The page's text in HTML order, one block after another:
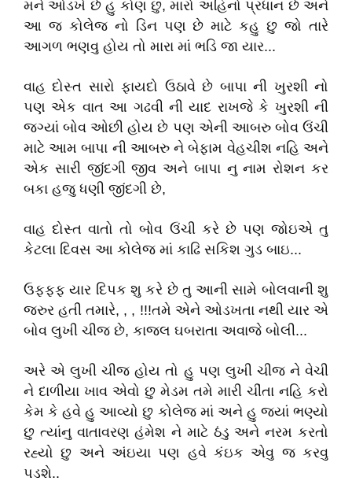
મને ઓડખે છે હુ કોણ છુ, મારો અહિનો પ્રધાન છે અને
આ જ કોલેજ નો ડિન પણ છે માટે કહુ છુ જો તારે
આગળ ભણવુ હોય તો મારા માં ભડિ જા યાર...
વાહ દોસ્ત સારો ફાયદો ઉઠાવે છે બાપા ની ખુરશી નો
પણ એક વાત આ ગઢવી ની યાદ રાખજે કે ખુરશી ની
જગ્યાં બોવ ઓછી હોય છે પણ એની આબરુ બોવ ઉંચી
માટે આમ બાપા ની આબરુ ને બેફામ વેહચીશ નહિ અને
એક સારી જીંદગી જીવ અને બાપા નુ નામ રોશન કર
બકા હજુ ધણી જીંદગી છે,
વાહ દોસ્ત વાતો તો બોવ ઉંચી કરે છે પણ જોઇએ તુ
કેટલા દિવસ આ કોલેજ માં કાઢિ સકિશ ગુડ બાઇ...
ઉફફફ યાર દિપક શુ કરે છે તુ આની સામે બોલવાની શુ
જરુર હતી તમારે, , , !!!તમે એને ઓડખતા નથી યાર એ
બોવ લુખી ચીજ છે, કાજલ ઘબરાતા અવાજે બોલી...
અરે એ લુખી ચીજ હોય તો હુ પણ લુખી ચીજ ને વેચી
ને દાળીયા ખાવ એવો છુ મેડમ તમે મારી ચીંતા નહિ કરો
કેમ કે હવે હુ આવ્યો છુ કોલેજ માં અને હુ જ્યાં ભણ્યો
છુ ત્યાંનુ વાતાવરણ હંમેશ ને માટે ઠંડુ અને નરમ કરતો
રહ્યો છુ અને અંઇયા પણ હવે કંઇક એવુ જ કરવુ
પડશે..